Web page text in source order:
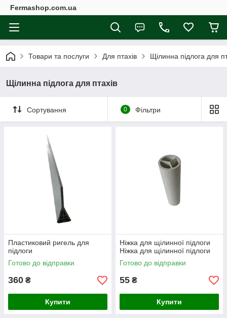
Fermashop.com.ua
Товари та послуги Для птахів Щілинна підлога для
Щілинна підлога для птахів
Сортування 0 Фільтри
Пластиковий ригель для
підлоги
Готово до відправки
360 ₴
Купити
Ніжка для щілинної підлоги
Ніжка для щілинної підлоги
Готово до відправки
55 ₴
Купити